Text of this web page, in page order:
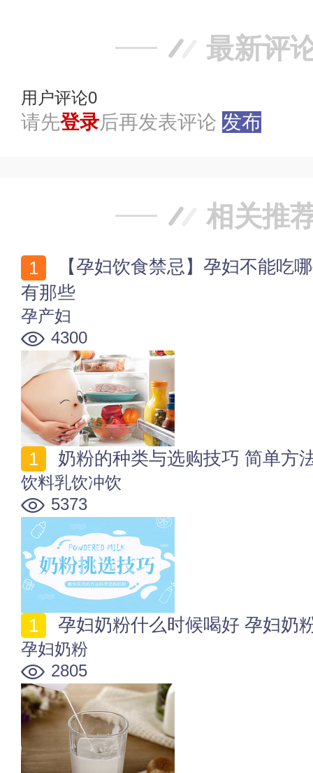
最新评
用户评论0
请先登录后再发表评论 发布
相关推
有那些
孕产妇
4300
奶粉的种类与选购技巧 简单方
饮料乳饮冲饮
5373
孕妇奶粉什么时候喝好 孕妇奶
孕妇奶粉
2805